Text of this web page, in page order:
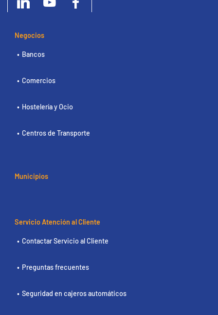
Negocios
Bancos
Comercios
Hostelería y Ocio
Centros de Transporte
Municipios
Servicio Atención al Cliente
Contactar Servicio al Cliente
Preguntas frecuentes
Seguridad en cajeros automáticos